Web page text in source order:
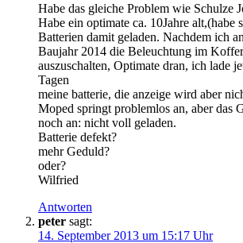
Habe das gleiche Problem wie Schulze
Habe ein optimate ca. 10Jahre alt,(habe
Batterien damit geladen. Nachdem ich
Baujahr 2014 die Beleuchtung im
auszuschalten, Optimate dran, ich lade
Tagen
meine batterie, die anzeige wird aber
Moped springt problemlos an, aber das
noch an: nicht voll geladen.
Batterie defekt?
mehr Geduld?
oder?
Wilfried
Antworten
peter sagt:
14. September 2013 um 15:17 Uhr